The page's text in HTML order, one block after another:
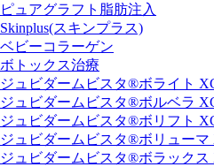
ピュアグラフト脂肪注入
Skinplus(スキンプラス)
ベビーコラーゲン
ボトックス治療
ジュビダームビスタ®ボライト
ジュビダームビスタ®ボルベラ
ジュビダームビスタ®ボリフト
ジュビダームビスタ®ボリューマ
ジュビダームビスタ®ボラックス